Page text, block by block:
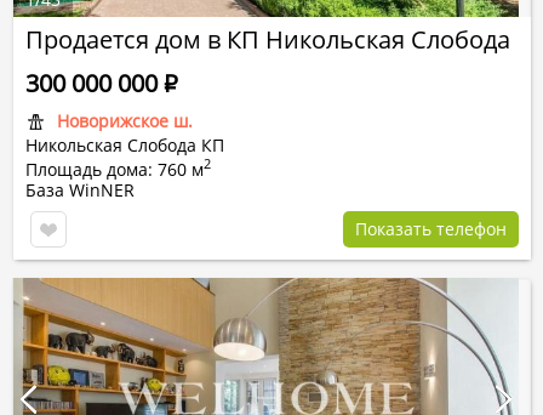
Продается дом в КП Никольская Слобода
Новорижское ш.
Никольская Слобода КП
Площадь дома: 760 м2
300 000 000Р
База WinNER
Показать телефон